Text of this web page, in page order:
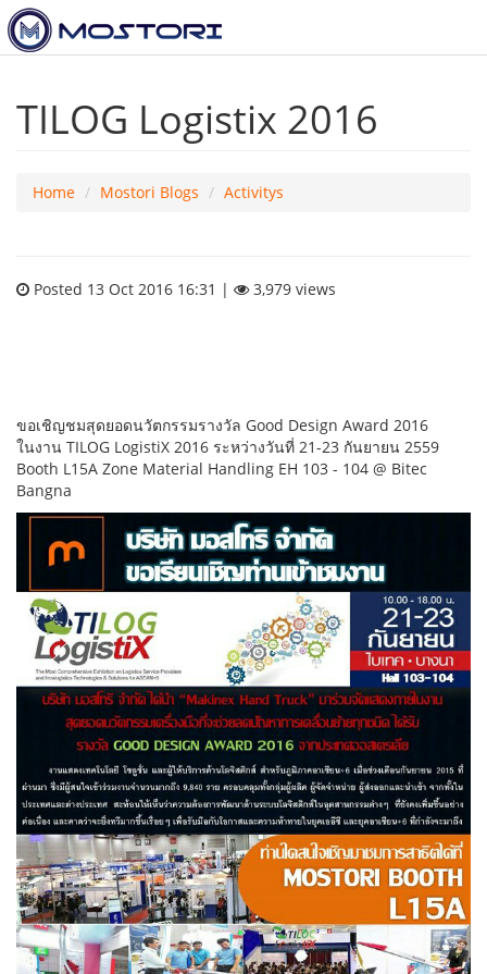
TILOG Logistix 2016
Home Mostori Blogs Activitys
Posted 13 Oct 2016 16:31 | 3,979 views
ขอเชิญชมสุดยอดนวัตกรรมรางวัล Good Design Award 2016
ในงาน TILOG LogistiX 2016 ระหว่างวันที่ 21-23 กันยายน 2559
Booth L15A Zone Material Handling EH 103 - 104 @ Bitec
Bangna